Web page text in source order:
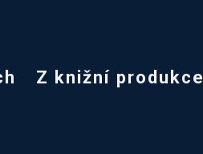
Z knižní produkce